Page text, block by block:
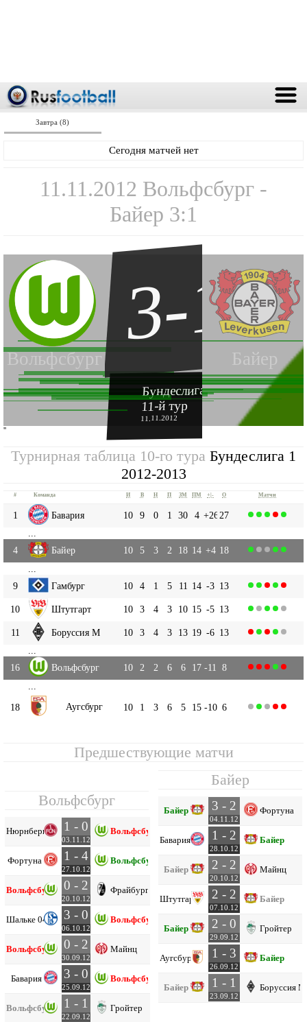
Завтра (8)
Сегодня матчей нет
11.11.2012 Вольфсбург -
Байер 3:1
Вольфсбург Байер
3-1
Бундеслига 1 2012-2013
11-й тур
11.11.2012
''
Турнирная таблица 10-го тура Бундеслига 1
2012-2013
# Команда И В Н П ЗМ ПМ +|- О Матчи
1 Бавария 10 9 0 1 30 4 +26 27
4
Байер 10 5 3 2 18 14 +4 18
9
Гамбург 10 4 1 5 11 14 -3 13
10 Штутгарт 10 3 4 3 10 15 -5 13
11 Боруссия М 10 3 4 3 13 19 -6 13
16
Вольфсбург 10 2 2 6 6 17 -11
8
18
Аугсбург 10 1 3 6 5 15 -10 6
Предшествующие матчи
Вольфсбург
Нюрнберг 1 - 0
03.11.12
Вольфсбург
Фортуна 1 - 4
27.10.12
Вольфсбург
Вольфсбург 0 - 2
20.10.12
Фрайбург
Шальке 04 3 - 0
06.10.12
Вольфсбург
Вольфсбург 0 - 2
30.09.12
Майнц
Бавария 3 - 0
25.09.12
Вольфсбург
Вольфсбург 1 - 1
22.09.12
Гройтер
Байер
Байер 3 - 2
04.11.12
Фортуна
Бавария 1 - 2
28.10.12
Байер
Байер 2 - 2
20.10.12
Майнц
Штутгарт 2 - 2
07.10.12
Байер
Байер 2 - 0
29.09.12
Гройтер
Аугсбург 1 - 3
26.09.12
Байер
Байер 1 - 1
23.09.12
Боруссия М